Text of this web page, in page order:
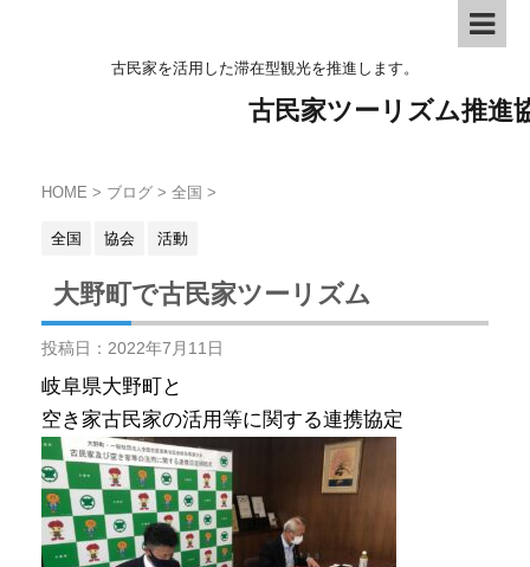
古民家を活用した滞在型観光を推進します。
古民家ツーリズム推進
HOME > ブログ > 全国 >
全国 協会 活動
大野町で古民家ツーリズム
投稿日： 2022年7月11日
岐阜県大野町と
空き家古民家の活用等に関する連携協定